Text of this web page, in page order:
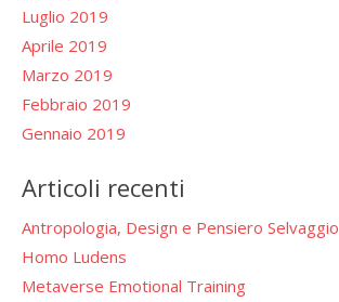
Luglio 2019
Aprile 2019
Marzo 2019
Febbraio 2019
Gennaio 2019
Articoli recenti
Antropologia, Design e Pensiero Selvaggio
Homo Ludens
Metaverse Emotional Training